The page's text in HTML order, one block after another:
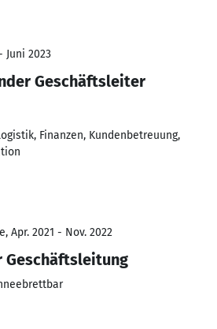
Juni 2023
Geschäftsleiter
Finanzen, Kundenbetreuung,
Apr. 2021 - Nov. 2022
Geschäftsleitung